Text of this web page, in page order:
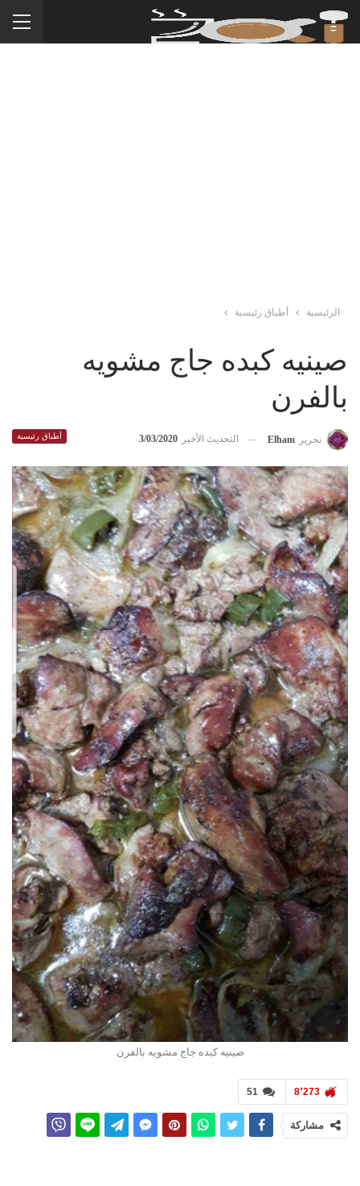
الرئيسية أطباق رئيسية
صينيه كبده جاج مشويه
بالفرن
أطباق رئيسية تحرير Elham التحديث الأخير 3/03/2020
صينيه كبده جاج مشويه بالفرن
51 8٬273
مشاركة